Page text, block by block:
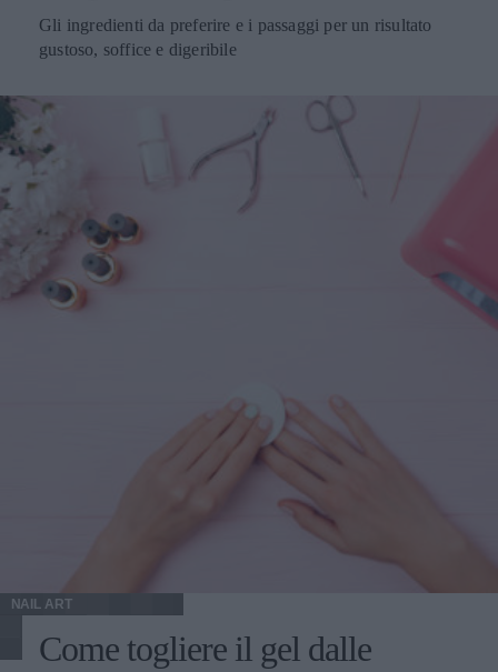
Gli ingredienti da preferire e i passaggi per un risultato
gustoso, soffice e digeribile
NAIL ART
Come togliere il gel dalle